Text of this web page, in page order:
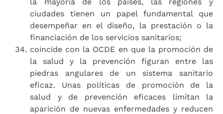
ciudades tienen un papel fundamental que
desempeñar en el diseño, la prestación o la
financiación de los servicios sanitarios;
coincide con la OCDE en que la promoción de
la salud y la prevención figuran entre las
piedras angulares de un sistema sanitario
eficaz. Unas políticas de promoción de la
salud y de prevención eficaces limitan la
aparición de nuevas enfermedades y reducen